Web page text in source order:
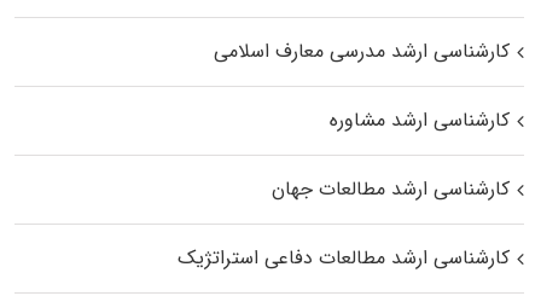
کارشناسی ارشد مدرسی معارف اسلامی
کارشناسی ارشد مشاوره
کارشناسی ارشد مطالعات جهان
کارشناسی ارشد مطالعات دفاعی استراتژیک